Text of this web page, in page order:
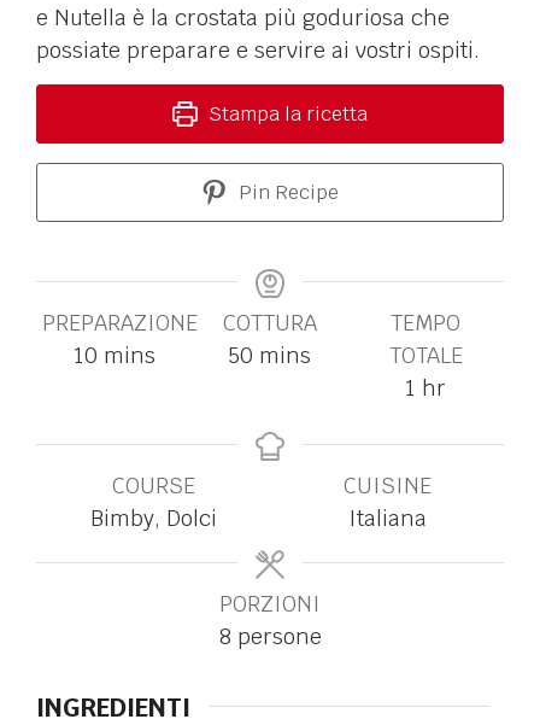
e Nutella è la crostata più goduriosa che
possiate preparare e servire ai vostri ospiti.
Stampa la ricetta
Pin Recipe
PREPARAZIONE
10 mins
COTTURA
50 mins
TEMPO
TOTALE
1 hr
COURSE
Bimby, Dolci
CUISINE
Italiana
PORZIONI
8 persone
INGREDIENTI